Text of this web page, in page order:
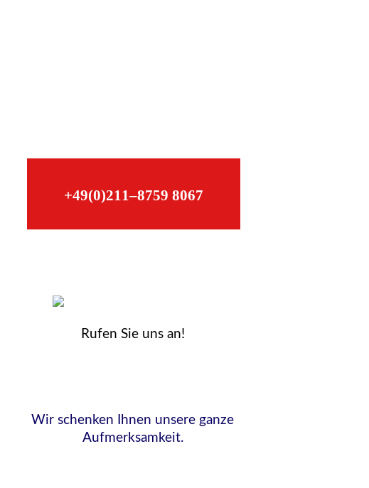
+49(0)211–8759 8067
Rufen Sie uns an!
Wir schenken Ihnen unsere ganze
Aufmerksamkeit.